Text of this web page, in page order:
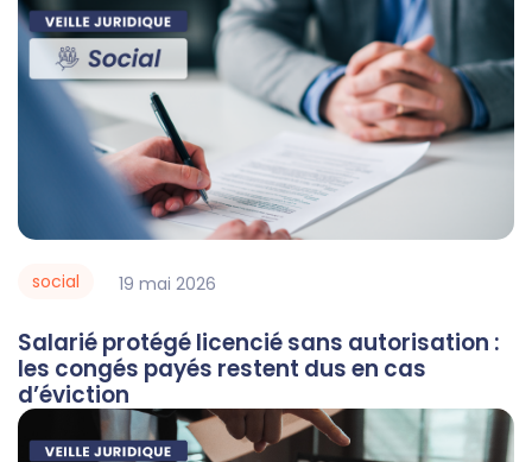
Salarié protégé licencié sans autorisation :
les congés payés restent dus en cas
d’éviction
19 mai 2026
social